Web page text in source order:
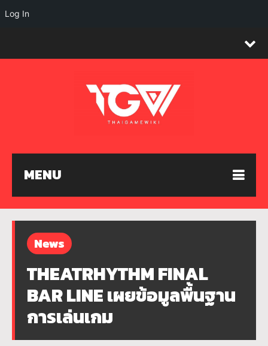
MENU
News
THEATRHYTHM FINAL
BAR LINE เผยข้อมูลพื้นฐาน
การเล่นเกม
Log In